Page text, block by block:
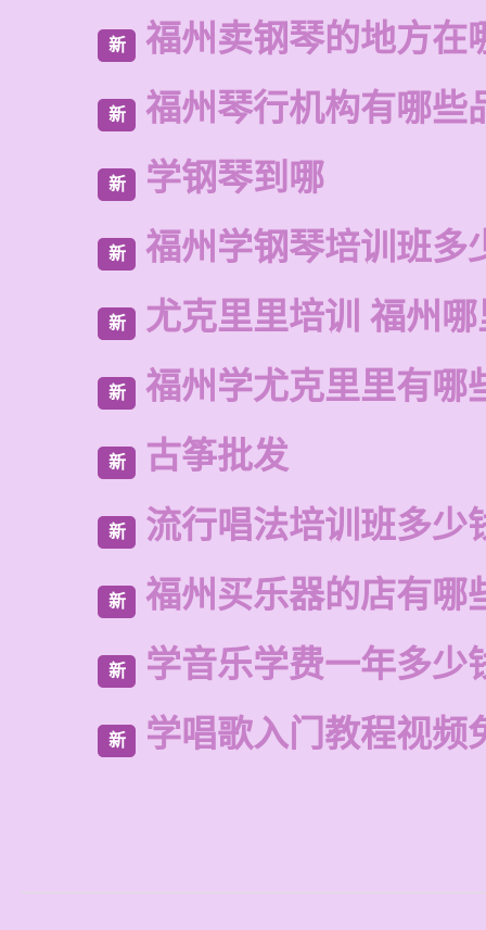
新 福州卖钢琴的地方在
新 福州琴行机构有哪些
新 学钢琴到哪
新 福州学钢琴培训班多
新 尤克里里培训 福州
新 福州学尤克里里有哪
新 古筝批发
新 流行唱法培训班多少
新 福州买乐器的店有哪
新 学音乐学费一年多少
新 学唱歌入门教程视频